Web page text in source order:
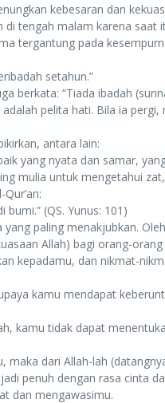
kebesaran dan
tengah malam karena
tergantung pada
setahun.”
berkata: “Tiada ibadah
pelita hati. Bila ia
antara lain:
yang nyata dan samar,
mulia untuk mengetahui
(QS. Yunus: 101)
paling menakjubkan.
Allah) bagi orang-
kepadamu, dan nikmat-
kamu mendapat
kamu tidak dapat
dari Allah-lah
penuh dengan rasa cinta
dan mengawasimu.